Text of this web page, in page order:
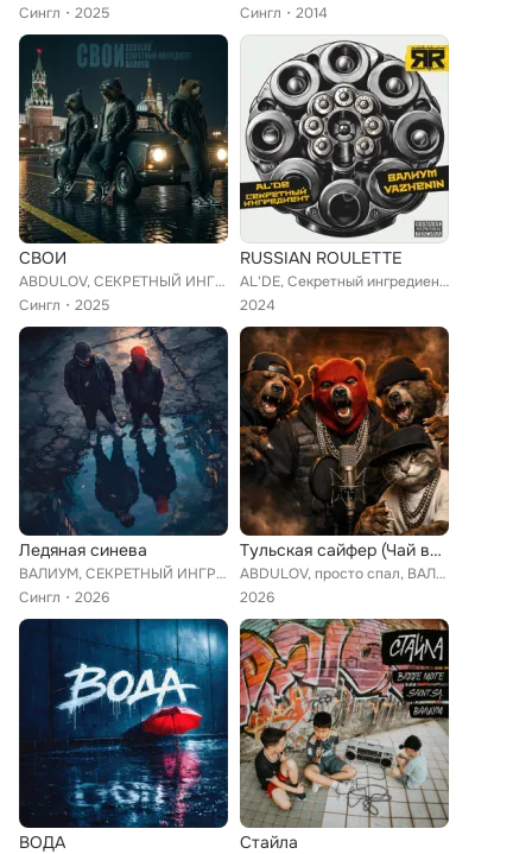
Сингл
2025
Сингл
2014
СВОИ
ABDULOV, СЕКРЕТНЫЙ ИНГРЕДИЕНТ, ВАЛИУМ
Сингл
2025
RUSSIAN ROULETTE
AL'DE, Секретный ингредиент, ВАЛИУМ, VAZHENIN
2024
Ледяная синева
ВАЛИУМ, СЕКРЕТНЫЙ ИНГРЕДИЕНТ
Сингл
2026
Тульская сайфер (Чай варится)
ABDULOV, просто спал, ВАЛИУМ, СЕКРЕТНЫЙ ИНГРЕДИЕНТ
2026
ВОДА Стайла